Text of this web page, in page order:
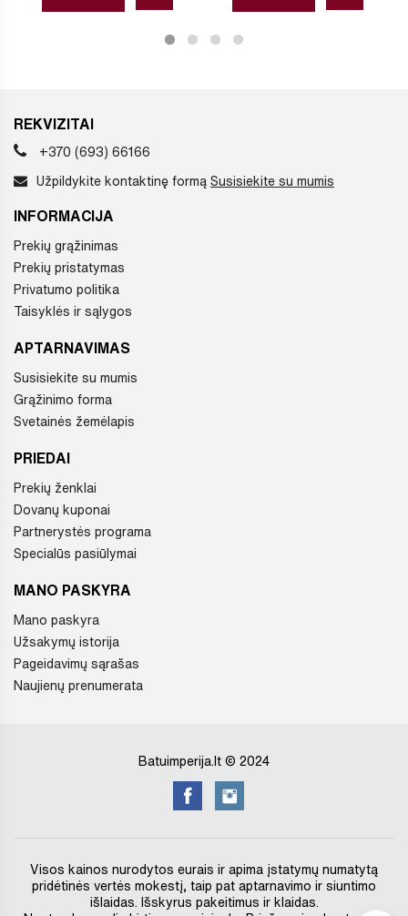
REKVIZITAI
+370 (693) 66166
Užpildykite kontaktinę formą Susisiekite su mumis
INFORMACIJA
Prekių grąžinimas
Prekių pristatymas
Privatumo politika
Taisyklės ir sąlygos
APTARNAVIMAS
Susisiekite su mumis
Grąžinimo forma
Svetainės žemėlapis
PRIEDAI
Prekių ženklai
Dovanų kuponai
Partnerystės programa
Specialūs pasiūlymai
MANO PASKYRA
Mano paskyra
Užsakymų istorija
Pageidavimų sąrašas
Naujienų prenumerata
Batuimperija.lt © 2024
Visos kainos nurodytos eurais ir apima įstatymų numatytą
pridėtinės vertės mokestį, taip pat aptarnavimo ir siuntimo
išlaidas. Išskyrus pakeitimus ir klaidas.